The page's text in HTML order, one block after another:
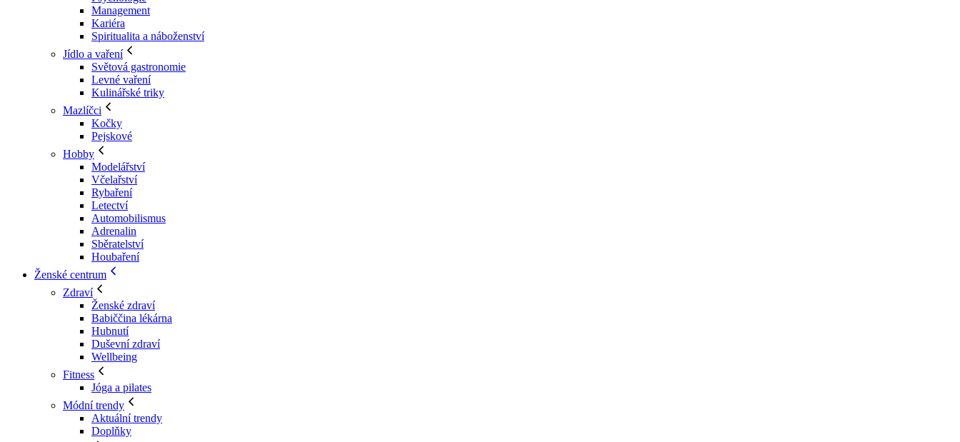
Management
Kariéra
Spiritualita a náboženství
Jídlo a vaření
Světová gastronomie
Levné vaření
Kulinářské triky
Mazlíčci
Kočky
Pejskové
Hobby
Modelářství
Včelařství
Rybaření
Letectví
Automobilismus
Adrenalin
Sběratelství
Houbaření
Ženské centrum
Zdraví
Ženské zdraví
Babiččina lékárna
Hubnutí
Duševní zdraví
Wellbeing
Fitness
Jóga a pilates
Módní trendy
Aktuální trendy
Doplňky